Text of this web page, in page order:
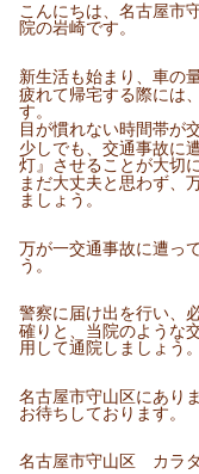
こんにちは、名古屋市
院の岩崎です。
新生活も始まり、車の
疲れて帰宅する際には
す。
目が慣れない時間帯が
少しでも、交通事故に
灯』させることが大切
まだ大丈夫と思わず、
ましょう。
万が一交通事故に遭っ
う。
警察に届け出を行い、
確りと、当院のような
用して通院しましょう。
名古屋市守山区にあり
お待ちしております。
名古屋市守山区 カラ